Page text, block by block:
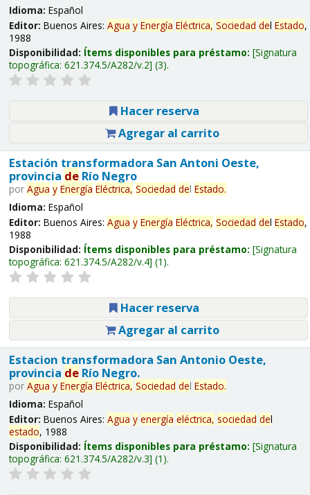
Idioma: Español
Editor: Buenos Aires: Agua y Energía Eléctrica, Sociedad del Estado,
1988
Disponibilidad: Ítems disponibles para préstamo: Signatura
topográfica: 621.374.5/A282/v.2 (3).
Hacer reserva
Agregar al carrito
Estación transformadora San Antoni Oeste,
provincia deRío Negro
por Agua y Energía Eléctrica, Sociedad del Estado.
Idioma: Español
Editor: Buenos Aires: Agua y Energía Eléctrica, Sociedad del Estado,
1988
Disponibilidad: Ítems disponibles para préstamo: Signatura
topográfica: 621.374.5/A282/v.4 (1).
Hacer reserva
Agregar al carrito
Estacion transformadora San Antonio Oeste,
provincia deRío Negro.
por Agua y Energía Eléctrica, Sociedad del Estado.
Idioma: Español
Editor: Buenos Aires: Agua y energía eléctrica, sociedad del
estado, 1988
Disponibilidad: Ítems disponibles para préstamo: Signatura
topográfica: 621.374.5/A282/v.3 (1).